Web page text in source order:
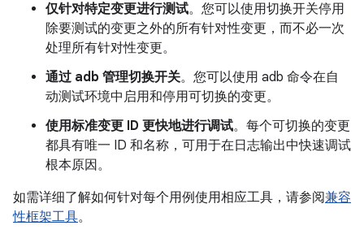
仅针对特定变更进行测试。您可以使用切换开关停用
除要测试的变更之外的所有针对性变更，而不必一次
处理所有针对性变更。
通过 adb 管理切换开关。您可以使用 adb 命令在自
动测试环境中启用和停用可切换的变更。
使用标准变更 ID 更快地进行调试。每个可切换的变更
都具有唯一 ID 和名称，可用于在日志输出中快速调试
根本原因。
如需详细了解如何针对每个用例使用相应工具，请参阅兼容
性框架工具。